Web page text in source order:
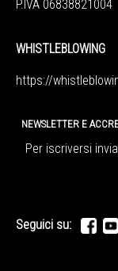
P.IVA 06838821004
WHISTLEBLOWING
https://
NEWSLETTER E
Per iscriversi
Seguici su: